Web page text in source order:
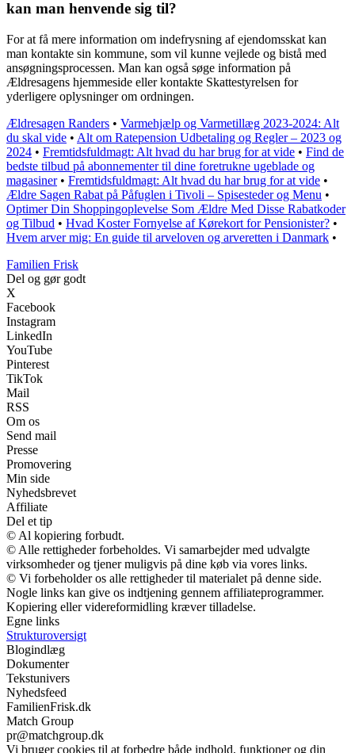
kan man henvende sig til?
For at få mere information om indefrysning af ejendomsskat kan
man kontakte sin kommune, som vil kunne vejlede og bistå med
ansøgningsprocessen. Man kan også søge information på
Ældresagens hjemmeside eller kontakte Skattestyrelsen for
yderligere oplysninger om ordningen.
Ældresagen Randers • Varmehjælp og Varmetillæg 2023-2024: Alt
du skal vide • Alt om Ratepension Udbetaling og Regler – 2023 og
2024 • Fremtidsfuldmagt: Alt hvad du har brug for at vide • Find de
bedste tilbud på abonnementer til dine foretrukne ugeblade og
magasiner• Fremtidsfuldmagt: Alt hvad du har brug for at vide •
Ældre Sagen Rabat på Påfuglen i Tivoli – Spisesteder og Menu •
Optimer Din Shoppingoplevelse Som Ældre Med Disse Rabatkoder
og Tilbud • Hvad Koster Fornyelse af Kørekort for Pensionister? •
Hvem arver mig: En guide til arveloven og arveretten i Danmark •
Familien Frisk
Del og gør godt
X
Facebook
Instagram
LinkedIn
YouTube
Pinterest
TikTok
Mail
RSS
Om os
Send mail
Presse
Promovering
Min side
Nyhedsbrevet
Affiliate
Del et tip
© Al kopiering forbudt.
© Alle rettigheder forbeholdes. Vi samarbejder med udvalgte
virksomheder og tjener muligvis på dine køb via vores links.
© Vi forbeholder os alle rettigheder til materialet på denne side.
Nogle links kan give os indtjening gennem affiliateprogrammer.
Kopiering eller videreformidling kræver tilladelse.
Egne links
Strukturoversigt
Blogindlæg
Dokumenter
Tekstunivers
Nyhedsfeed
FamilienFrisk.dk
Match Group
pr@matchgroup.dk
Vi bruger cookies til at forbedre både indhold, funktioner og din